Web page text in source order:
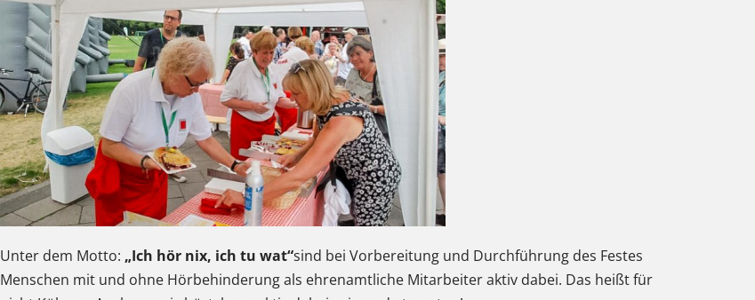
Unter dem Motto: „Ich hör nix, ich tu wat“sind bei Vorbereitung und Durchführung des Festes
Menschen mit und ohne Hörbehinderung als ehrenamtliche Mitarbeiter aktiv dabei. Das heißt für